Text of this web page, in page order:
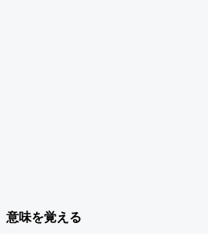
意味を覚える